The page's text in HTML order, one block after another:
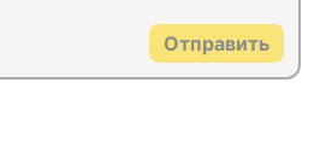
Отправить